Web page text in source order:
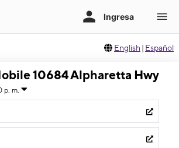
English | Español
10684 Alpharetta Hwy
p. m.